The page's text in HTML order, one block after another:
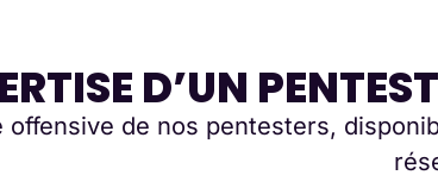
D’UN
offensive de nos pentesters,